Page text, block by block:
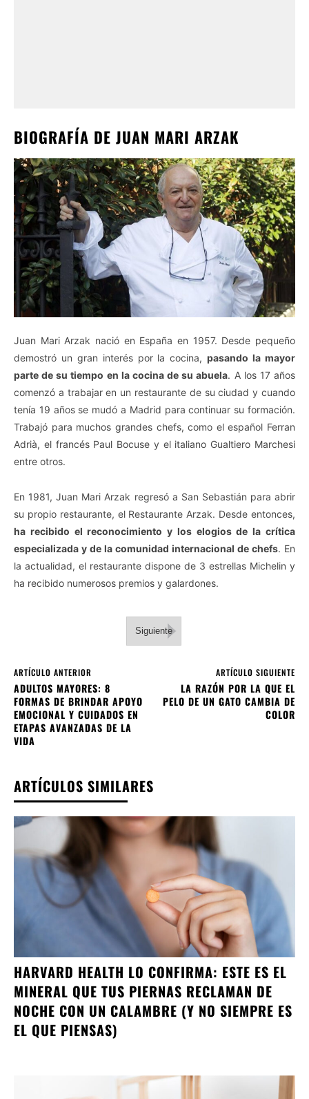
BIOGRAFÍA DE JUAN MARI ARZAK
Juan Mari Arzak nació en España en 1957. Desde pequeño
demostró un gran interés por la cocina,pasando la mayor
parte de su tiempo en la cocina de su abuela. A los 17 años
comenzó a trabajar en un restaurante de su ciudad y cuando
tenía 19 años se mudó a Madrid para continuar su formación.
Trabajó para muchos grandes chefs, como el español Ferran
Adrià, el francés Paul Bocuse y el italiano Gualtiero Marchesi
entre otros.
En 1981, Juan Mari Arzak regresó a San Sebastián para abrir
su propio restaurante, el Restaurante Arzak. Desde entonces,
ha recibido el reconocimiento y los elogios de la crítica
especializada y de la comunidad internacional de chefs. En
la actualidad, el restaurante dispone de 3 estrellas Michelin y
ha recibido numerosos premios y galardones.
Siguiente
ARTÍCULO ANTERIOR
ADULTOS MAYORES: 8
FORMAS DE BRINDAR APOYO
EMOCIONAL Y CUIDADOS EN
ETAPAS AVANZADAS DE LA
VIDA
ARTÍCULO SIGUIENTE
LA RAZÓN POR LA QUE EL
PELO DE UN GATO CAMBIA DE
COLOR
ARTÍCULOS SIMILARES
HARVARD HEALTH LO CONFIRMA: ESTE ES EL
MINERAL QUE TUS PIERNAS RECLAMAN DE
NOCHE CON UN CALAMBRE (Y NO SIEMPRE ES
EL QUE PIENSAS)